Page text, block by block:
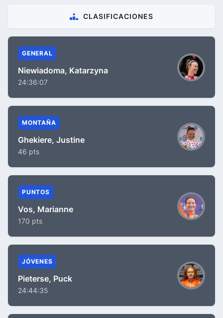
CLASIFICACIONES
GENERAL
Niewiadoma, Katarzyna
24:36:07
MONTAÑA
Ghekiere, Justine
46 pts
PUNTOS
Vos, Marianne
170 pts
JÓVENES
Pieterse, Puck
24:44:35